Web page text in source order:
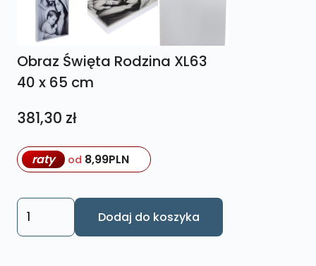
Obraz Święta Rodzina XL63
40 x 65 cm
381,30 zł
raty od 8,99PLN
ilość
Obraz
Dodaj do koszyka